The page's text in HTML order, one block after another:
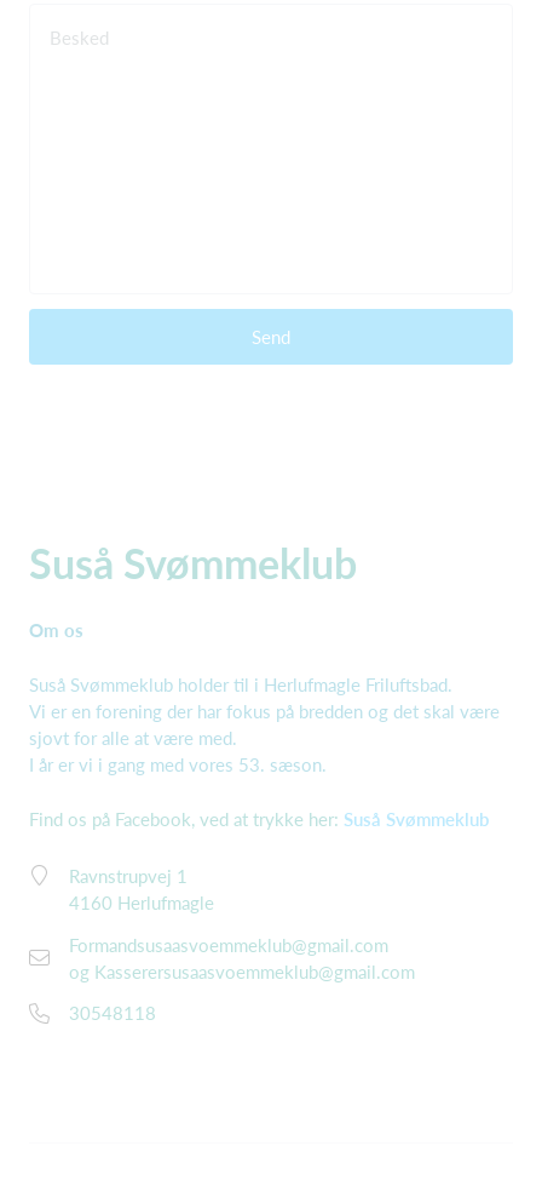
Besked
Send
Suså Svømmeklub
Om os
Suså Svømmeklub holder til i Herlufmagle Friluftsbad.
Vi er en forening der har fokus på bredden og det skal være
sjovt for alle at være med.
I år er vi i gang med vores 53. sæson.
Find os på Facebook, ved at trykke her: Suså Svømmeklub
Ravnstrupvej 1
4160 Herlufmagle
Formandsusaasvoemmeklub@gmail.com
og Kasserersusaasvoemmeklub@gmail.com
30548118